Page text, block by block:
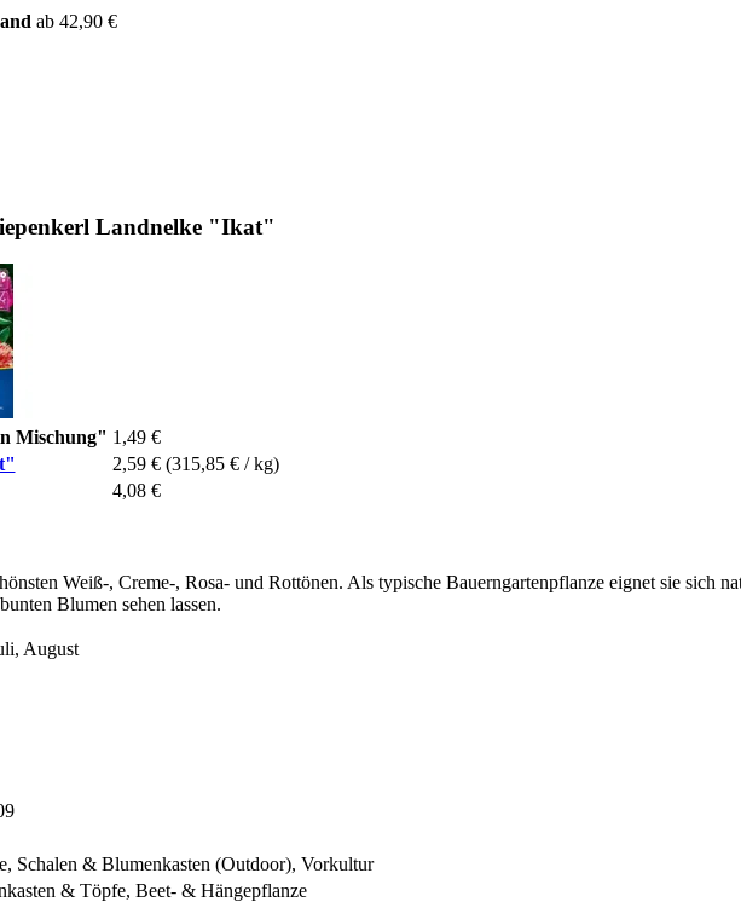
ab 42,90 €
Landnelke "Ikat"
Mischung" 1,49 €
2,59 € (315,85 € / kg)
4,08 €
Weiß-, Creme-, Rosa- und Rottönen. Als typische Bauerngartenpflanze eignet sie sich
Blumen sehen lassen.
August
Schalen & Blumenkasten (Outdoor), Vorkultur
& Töpfe, Beet- & Hängepflanze